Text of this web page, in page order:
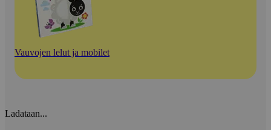
Vauvojen lelut ja mobilet
Ladataan...